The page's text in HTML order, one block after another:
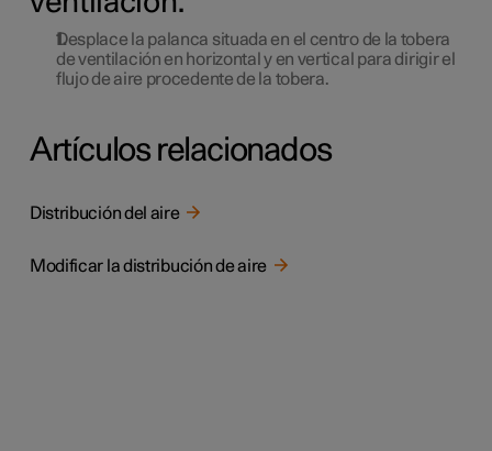
Desplace la palanca situada en el centro de la tobera
de ventilación en horizontal y en vertical para dirigir el
flujo de aire procedente de la tobera.
Artículos relacionados
Distribución del aire
Modificar la distribución de aire